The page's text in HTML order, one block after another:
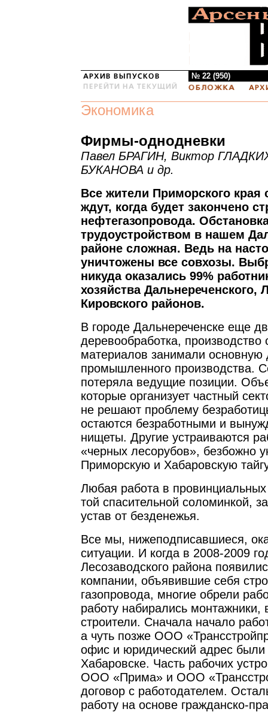
№ 22 (950)
Экономика
Фирмы-однодневки
Павел БРАГИН, Виктор
БУКАНОВА и др.
Все жители Приморского края
ждут, когда будет закончено
нефтегазопровода.
трудоустройством в нашем
районе сложная. Ведь на
уничтожены все совхозы.
никуда оказались 99%
хозяйства Дальнереченского,
Кировского районов.
В городе Дальнереченске еще
деревообработка, производство
материалов занимали
промышленного производства.
потеряла ведущие позиции.
которые организует частный
не решают проблему
остаются безработными и
нищеты. Другие устраиваются
«черных лесорубов», безбожно
Приморскую и Хабаровскую
Любая работа в провинциальных
той спасительной соломинкой,
устав от безденежья.
Все мы, нижеподписавшиеся,
ситуации. И когда в 2008-2009
Лесозаводского района
компании, объявившие себя
газопровода, многие обрели
работу набирались монтажники,
строители. Сначала начало
а чуть позже ООО
офис и юридический адрес были
Хабаровске. Часть рабочих
ООО «Прима» и ООО
договор с работодателем.
работу на основе гражданско-